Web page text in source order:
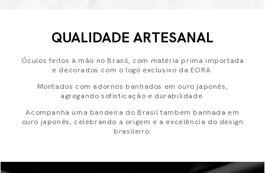
QUALIDADE ARTESANAL
Óculos feitos à mão no Brasil, com matéria prima importada
e decorados com o logo exclusivo da EORA.
Montados com adornos banhados em ouro japonês,
agregando sofisticação e durabilidade.
Acompanha uma bandeira do Brasil também banhada em
ouro japonês, celebrando a origem e a excelência do design
brasileiro.